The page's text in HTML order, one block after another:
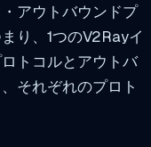
アウトバウンドプ
り、1つのV2Rayイ
トコルとアウトバ
それぞれのプロト